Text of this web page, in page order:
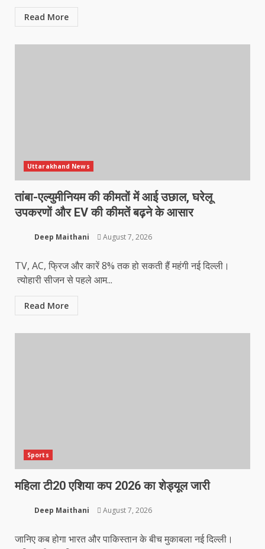
Read More
Uttarakhand News
तांबा-एल्युमीनियम की कीमतों में आई उछाल, घरेलू
उपकरणों और EV की कीमतें बढ़ने के आसार
Deep Maithani August 7, 2026
TV, AC, फ्रिज और कारें 8% तक हो सकती हैं महंगी नई दिल्ली।
त्योहारी सीजन से पहले आम...
Read More
Sports
महिला टी20 एशिया कप 2026 का शेड्यूल जारी
Deep Maithani August 7, 2026
जानिए कब होगा भारत और पाकिस्तान के बीच मुकाबला नई दिल्ली।